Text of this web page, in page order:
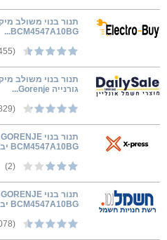
BCM4547A10BG...
(1455)
גורנייה Gorenje...
(2829)
תנור בנוי GORENJE
BCM4547A10BG יבואן רשמ...
(2)
תנור בנוי GORENJE
BCM4547A10BG יבואן רשמ...
(1078)